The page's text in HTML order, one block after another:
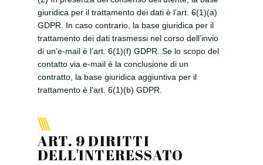
giuridica per il trattamento dei dati è l’art. 6(1)(a)
GDPR. In caso contrario, la base giuridica per il
trattamento dei dati trasmessi nel corso dell’invio
di un’e-mail è l’art. 6(1)(f) GDPR. Se lo scopo del
contatto via e-mail è la conclusione di un
contratto, la base giuridica aggiuntiva per il
trattamento è l’art. 6(1)(b) GDPR.
ART. 9 DIRITTI
DELL'INTERESSATO